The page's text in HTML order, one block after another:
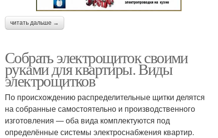
читать дальше →
Собрать электрощиток своими
руками для квартиры. Виды
электрощитков
По происхождению распределительные щитки делятся
на собранные самостоятельно и производственного
изготовления — оба вида комплектуются под
определённые системы электроснабжения квартир.